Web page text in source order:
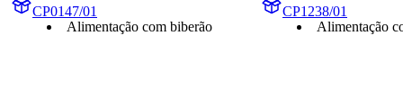
CP0147/01
Alimentação com biberão
CP1238/01
Alimentação